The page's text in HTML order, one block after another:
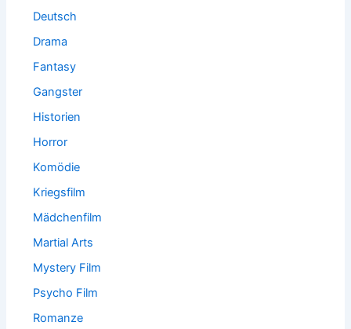
Deutsch
Drama
Fantasy
Gangster
Historien
Horror
Komödie
Kriegsfilm
Mädchenfilm
Martial Arts
Mystery Film
Psycho Film
Romanze